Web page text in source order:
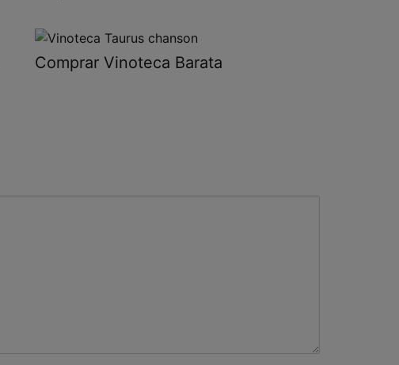
Comprar Vinoteca Barata